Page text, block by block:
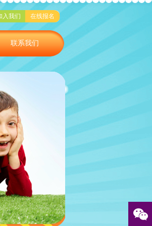
入我们 在线报名
联系我们